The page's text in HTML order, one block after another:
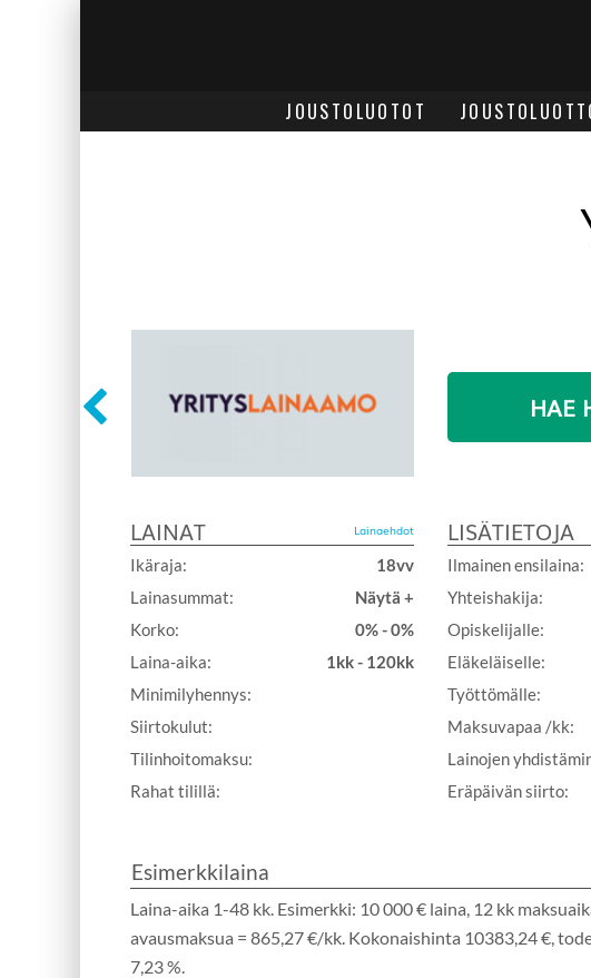
JOUSTOLUOTOT
HAE
LAINAT Lainaehdot
Ikäraja:
18vv
Lainasummat:
Näytä +
Korko:
0% - 0%
Laina-aika:
1kk - 120kk
Minimilyhennys:
Siirtokulut:
Tilinhoitomaksu:
Rahat tilillä:
LISÄTIETOJA
Ilmainen ensilaina:
Yhteishakija:
Opiskelijalle:
Eläkeläiselle:
Työttömälle:
Maksuvapaa /kk:
Lainojen
Eräpäivän siirto:
Esimerkkilaina
Laina-aika 1-48 kk. Esimerkki: 10 000 € laina, 12 kk
avausmaksua = 865,27 €/kk. Kokonaishinta 10383,24 €,
7,23 %.